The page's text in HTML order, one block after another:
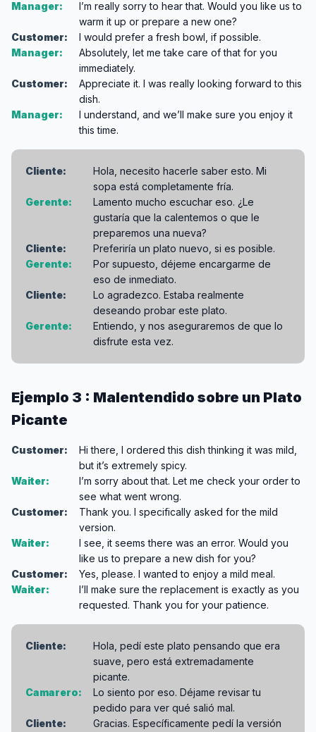
Manager:
I’m really sorry to hear that. Would you like us to
warm it up or prepare a new one?
Customer:
I would prefer a fresh bowl, if possible.
Manager:
Absolutely, let me take care of that for you
immediately.
Customer:
Appreciate it. I was really looking forward to this
dish.
Manager:
I understand, and we’ll make sure you enjoy it
this time.
Cliente:
Hola, necesito hacerle saber esto. Mi
sopa está completamente fría.
Gerente:
Lamento mucho escuchar eso. ¿Le
gustaría que la calentemos o que le
preparemos una nueva?
Cliente:
Preferiría un plato nuevo, si es posible.
Gerente:
Por supuesto, déjeme encargarme de
eso de inmediato.
Cliente:
Lo agradezco. Estaba realmente
deseando probar este plato.
Gerente:
Entiendo, y nos aseguraremos de que lo
disfrute esta vez.
Ejemplo 3 : Malentendido sobre un Plato
Picante
Customer:
Hi there, I ordered this dish thinking it was mild,
but it’s extremely spicy.
Waiter:
I’m sorry about that. Let me check your order to
see what went wrong.
Customer:
Thank you. I specifically asked for the mild
version.
Waiter:
I see, it seems there was an error. Would you
like us to prepare a new dish for you?
Customer:
Yes, please. I wanted to enjoy a mild meal.
Waiter:
I’ll make sure the replacement is exactly as you
requested. Thank you for your patience.
Cliente:
Hola, pedí este plato pensando que era
suave, pero está extremadamente
picante.
Camarero:
Lo siento por eso. Déjame revisar tu
pedido para ver qué salió mal.
Cliente:
Gracias. Específicamente pedí la versión